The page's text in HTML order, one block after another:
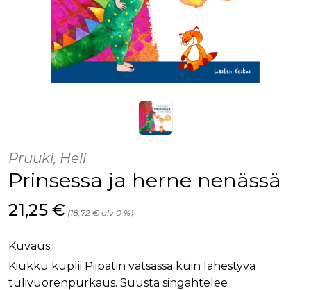
Pruuki, Heli
Prinsessa ja herne nenässä
Hinta nyt
21,25 € (18,72 € alv 0 %)
Kuvaus
Kiukku kuplii Piipatin vatsassa kuin lähestyvä
tulivuorenpurkaus. Suusta singahtelee